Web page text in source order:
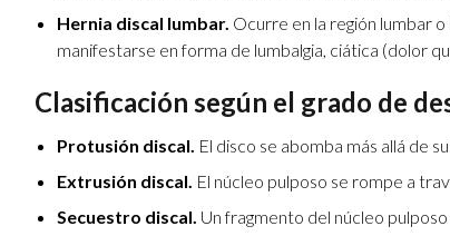
Hernia discal lumbar. Ocurre en la región lumbar
manifestarse en forma de lumbalgia, ciática (dolor
Clasificación según el grado de
Protusión discal. El disco se abomba más allá de
Extrusión discal. El núcleo pulposo se rompe a
Secuestro discal. Un fragmento del núcleo